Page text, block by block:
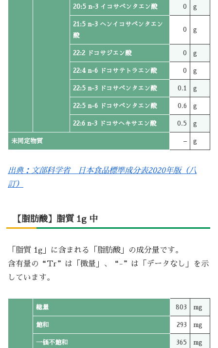
20:5 n-3 イコサペンタエン酸 0 g
21:5 n-3 ヘンイコサペンタエン
酸
0 g
22:2 ドコサジエン酸 0 g
22:4 n-6 ドコサテトラエン酸 0 g
22:5 n-3 ドコサペンタエン酸 0.1 g
22:5 n-6 ドコサペンタエン酸 0.6 g
22:6 n-3 ドコサヘキサエン酸 0.5 g
未同定物質 – g
出典：文部科学省 日本食品標準成分表2020年版（八
訂）
【脂肪酸】脂質 1g 中
「脂質 1g」に含まれる「脂肪酸」の成分量です。
含有量の“Tr”は「微量」、“-”は「データなし」を示
しています。
総量 803 mg
飽和 293 mg
一価不飽和 365 mg